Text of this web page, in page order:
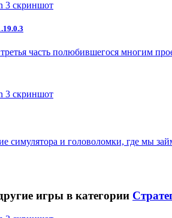
часть полюбившегося многим
симулятора и головоломки, где мы
игры в категории